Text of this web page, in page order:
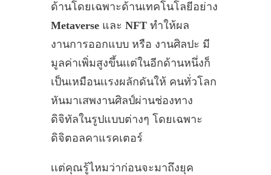
ด้านโดยเฉพาะด้านเทคโนโลยีอย่าง
Metaverse และ NFT ทำให้ผล
งานการออกแบบ หรือ งานศิลปะ มี
มูลค่าเพิ่มสูงขึ้นเเต่ในอีกด้านหนึ่งก็
เป็นเหมือนเเรงผลักดันให้ คนทั่วโลก
หันมาเสพงานศิลป์ผ่านช่องทาง
ดิจิทัลในรูปแบบต่างๆ โดยเฉพาะ
ดิจิตอลคาแรคเตอร์
เเต่คุณรู้ไหมว่าก่อนจะมาถึงยุค